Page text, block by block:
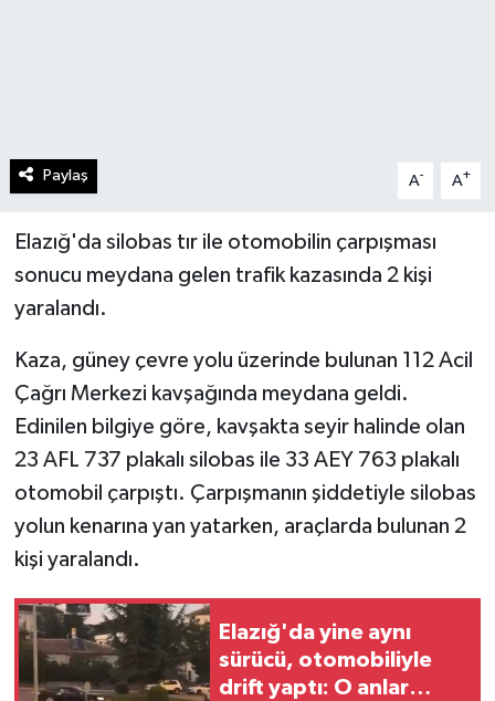
Paylaş A- A+
Elazığ'da silobas tır ile otomobilin çarpışması
sonucu meydana gelen trafik kazasında 2 kişi
yaralandı.
Kaza, güney çevre yolu üzerinde bulunan 112 Acil
Çağrı Merkezi kavşağında meydana geldi.
Edinilen bilgiye göre, kavşakta seyir halinde olan
23 AFL 737 plakalı silobas ile 33 AEY 763 plakalı
otomobil çarpıştı. Çarpışmanın şiddetiyle silobas
yolun kenarına yan yatarken, araçlarda bulunan 2
kişi yaralandı.
Elazığ'da yine aynı
sürücü, otomobiliyle
drift yaptı: O anlar